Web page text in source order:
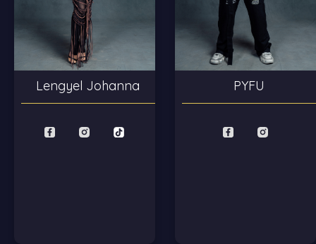
Lengyel Johanna PYFU